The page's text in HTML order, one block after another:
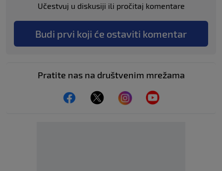
Učestvuj u diskusiji ili pročitaj komentare
Budi prvi koji će ostaviti komentar
Pratite nas na društvenim mrežama